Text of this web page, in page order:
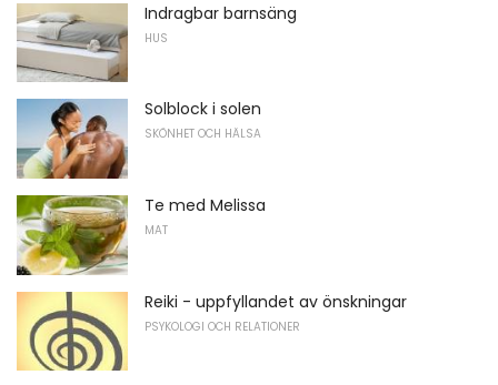
Indragbar barnsäng
HUS
Solblock i solen
SKÖNHET OCH HÄLSA
Te med Melissa
MAT
Reiki - uppfyllandet av önskningar
PSYKOLOGI OCH RELATIONER